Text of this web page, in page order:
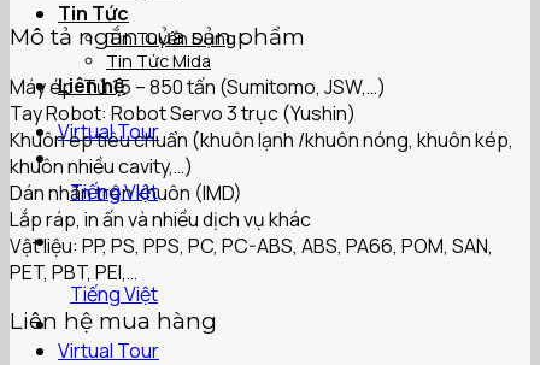
Tin Tức
Tin Tuyển Dụng
Tin Tức Mida
Liên hệ
Virtual Tour
Tiếng Việt
Tiếng Việt
Virtual Tour
Mô tả ngắn của sản phẩm
Máy ép: Từ 15 – 850 tấn (Sumitomo, JSW,…)
Tay Robot: Robot Servo 3 trục (Yushin)
Khuôn ép tiêu chuẩn (khuôn lạnh /khuôn nóng, khuôn kép,
khuôn nhiều cavity,…)
Dán nhãn trên khuôn (IMD)
Lắp ráp, in ấn và nhiều dịch vụ khác
Vật liệu: PP, PS, PPS, PC, PC-ABS, ABS, PA66, POM, SAN,
PET, PBT, PEI,…
Liên hệ mua hàng